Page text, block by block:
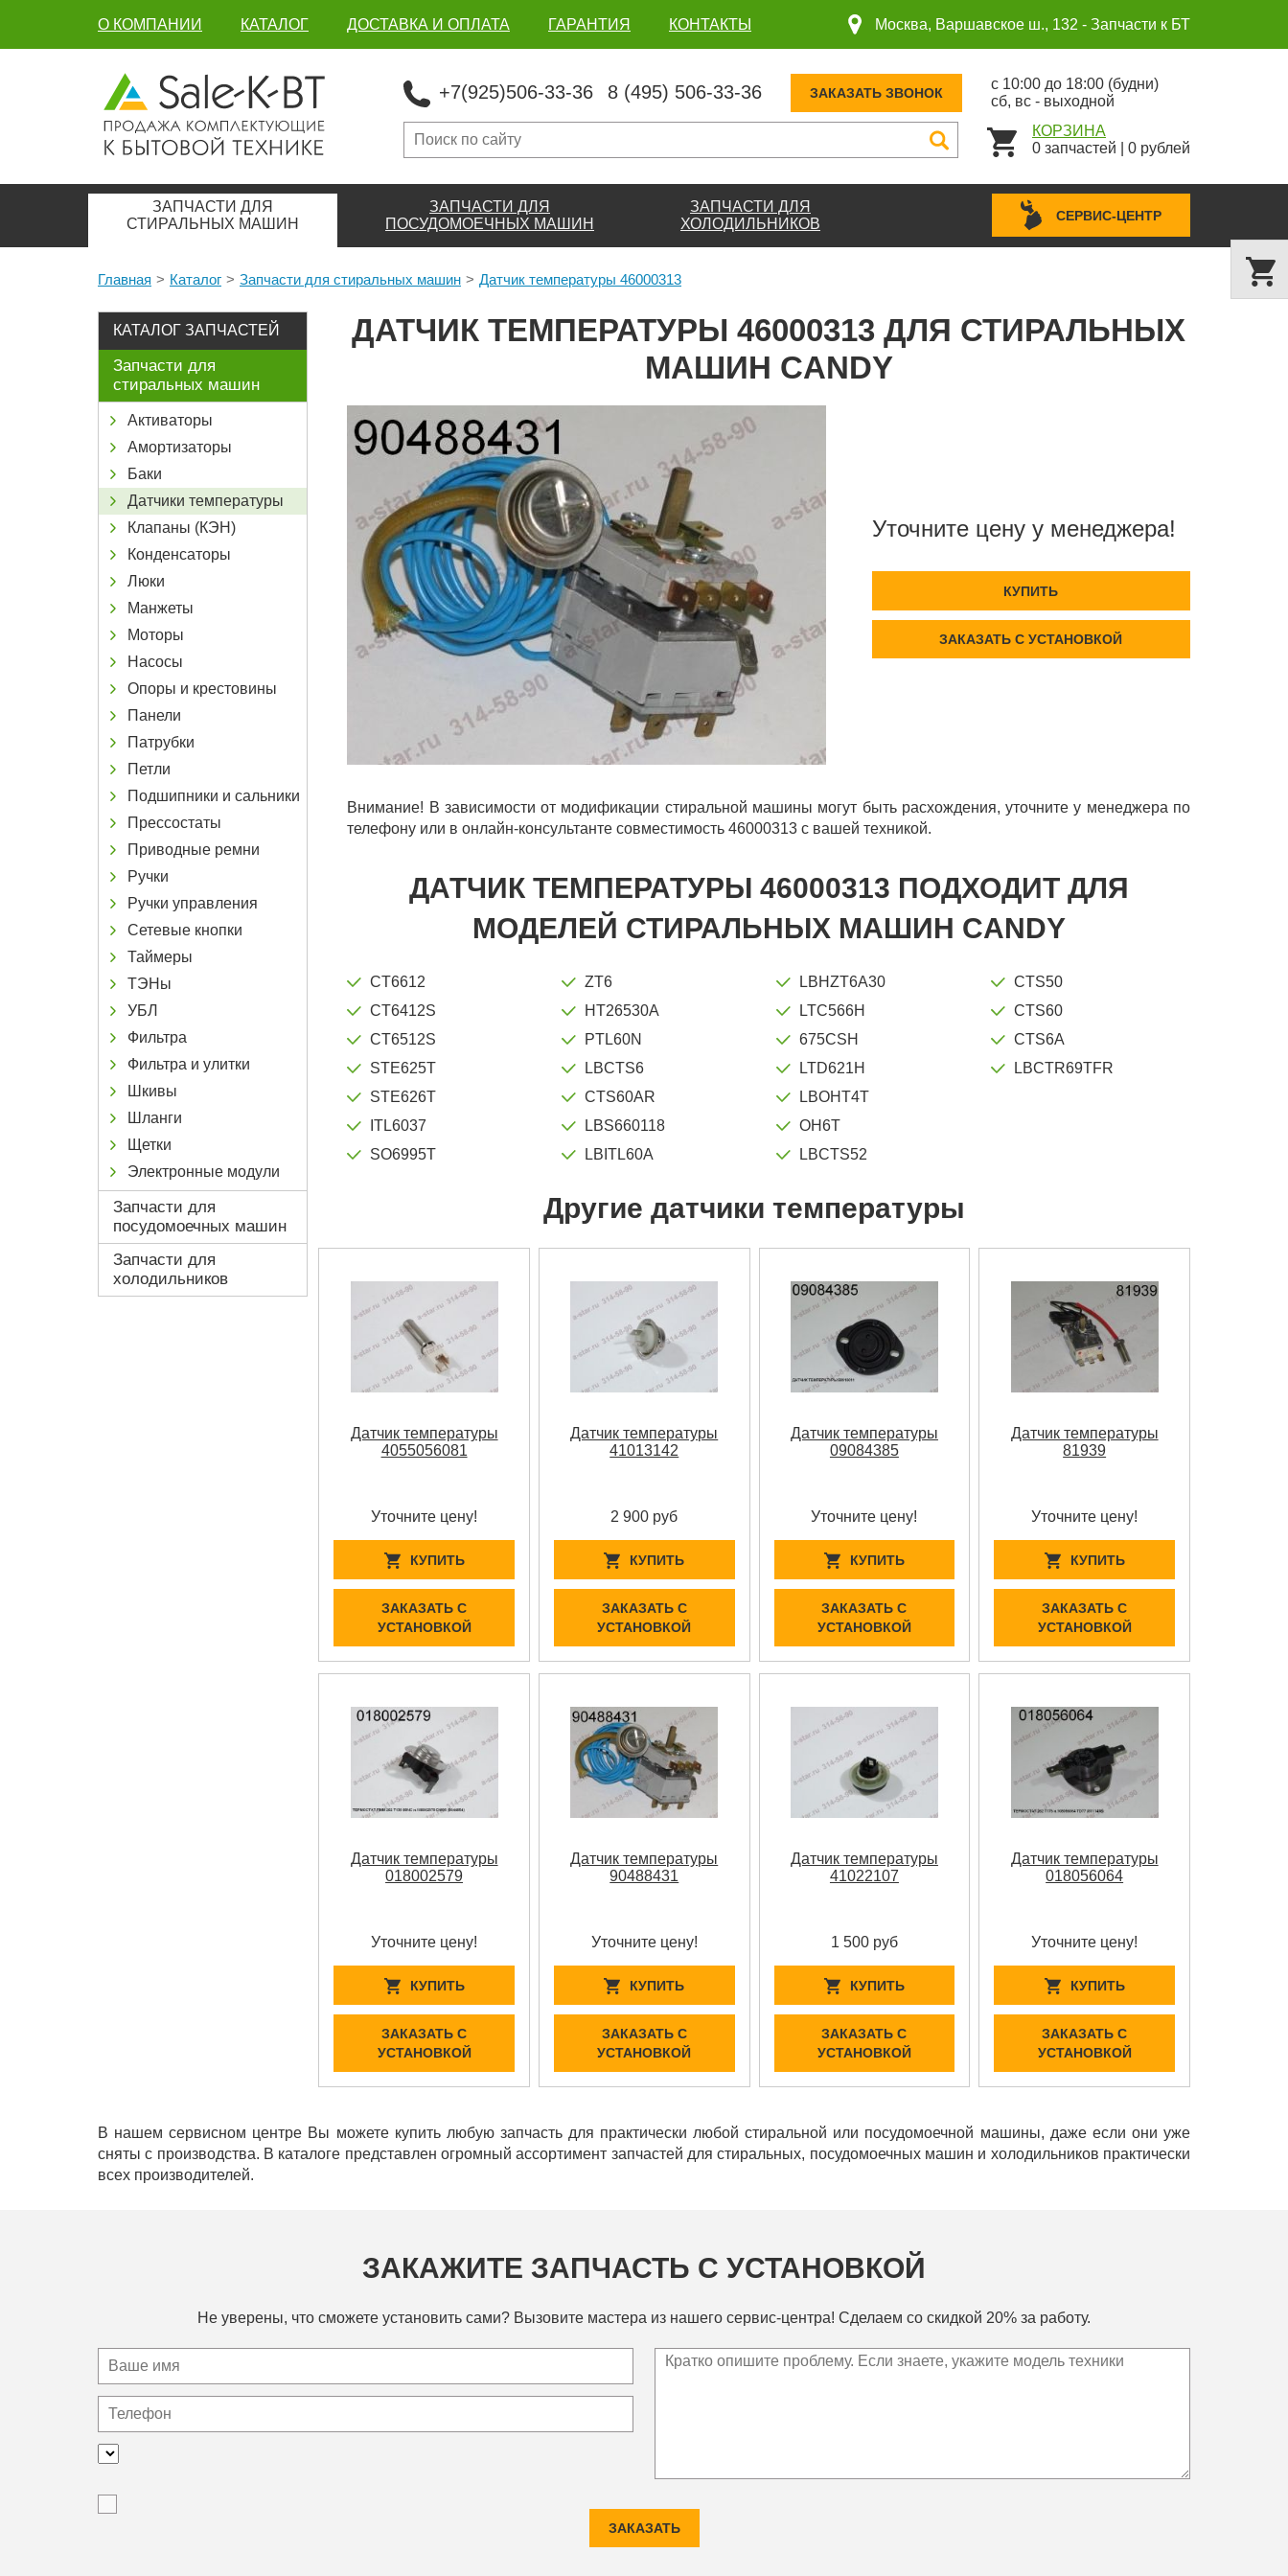
О КОМПАНИИ КАТАЛОГ ДОСТАВКА И ОПЛАТА ГАРАНТИЯ КОНТАКТЫ Москва, Варшавское ш., 132 - Запчасти к БТ
+7(925)506-33-36 8 (495) 506-33-36 ЗАКАЗАТЬ ЗВОНОК
с 10:00 до 18:00 (будни)
сб, вс - выходной
КОРЗИНА
0 запчастей 0 рублей
ЗАПЧАСТИ ДЛЯ
СТИРАЛЬНЫХ МАШИН
ЗАПЧАСТИ ДЛЯ
ПОСУДОМОЕЧНЫХ МАШИН
ЗАПЧАСТИ ДЛЯ
ХОЛОДИЛЬНИКОВ
СЕРВИС-ЦЕНТР
Главная Каталог Запчасти для стиральных машин Датчик температуры 46000313
КАТАЛОГ ЗАПЧАСТЕЙ
Запчасти для
стиральных машин
Активаторы
Амортизаторы
Баки
Датчики температуры
Клапаны (КЭН)
Конденсаторы
Люки
Манжеты
Моторы
Насосы
Опоры и крестовины
Панели
Патрубки
Петли
Подшипники и сальники
Прессостаты
Приводные ремни
Ручки
Ручки управления
Сетевые кнопки
Таймеры
ТЭНы
УБЛ
Фильтра
Фильтра и улитки
Шкивы
Шланги
Щетки
Электронные модули
Запчасти для
посудомоечных машин
Запчасти для
холодильников
ДАТЧИК ТЕМПЕРАТУРЫ 46000313 ДЛЯ СТИРАЛЬНЫХ
МАШИН CANDY
Уточните цену у менеджера!
КУПИТЬ
ЗАКАЗАТЬ С УСТАНОВКОЙ
Внимание! В зависимости от модификации стиральной машины могут быть расхождения, уточните у менеджера по
телефону или в онлайн-консультанте совместимость 46000313 с вашей техникой.
ДАТЧИК ТЕМПЕРАТУРЫ 46000313 ПОДХОДИТ ДЛЯ
МОДЕЛЕЙ СТИРАЛЬНЫХ МАШИН CANDY
CT6612
CT6412S
CT6512S
STE625T
STE626T
ITL6037
SO6995T
ZT6
HT26530A
PTL60N
LBCTS6
CTS60AR
LBS660118
LBITL60A
LBHZT6A30
LTC566H
675CSH
LTD621H
LBOHT4T
OH6T
LBCTS52
CTS50
CTS60
CTS6A
LBCTR69TFR
Другие датчики температуры
Датчик температуры
4055056081
Уточните цену!
КУПИТЬ
ЗАКАЗАТЬ С
УСТАНОВКОЙ
Датчик температуры
41013142
2 900 руб
КУПИТЬ
ЗАКАЗАТЬ С
УСТАНОВКОЙ
Датчик температуры
09084385
Уточните цену!
КУПИТЬ
ЗАКАЗАТЬ С
УСТАНОВКОЙ
Датчик температуры
81939
Уточните цену!
КУПИТЬ
ЗАКАЗАТЬ С
УСТАНОВКОЙ
Датчик температуры
018002579
Уточните цену!
КУПИТЬ
ЗАКАЗАТЬ С
УСТАНОВКОЙ
Датчик температуры
90488431
Уточните цену!
КУПИТЬ
ЗАКАЗАТЬ С
УСТАНОВКОЙ
Датчик температуры
41022107
1 500 руб
КУПИТЬ
ЗАКАЗАТЬ С
УСТАНОВКОЙ
Датчик температуры
018056064
Уточните цену!
КУПИТЬ
ЗАКАЗАТЬ С
УСТАНОВКОЙ
В нашем сервисном центре Вы можете купить любую запчасть для практически любой стиральной или посудомоечной машины, даже если они уже
сняты с производства. В каталоге представлен огромный ассортимент запчастей для стиральных, посудомоечных машин и холодильников практически
всех производителей.
ЗАКАЖИТЕ ЗАПЧАСТЬ С УСТАНОВКОЙ
Не уверены, что сможете установить сами? Вызовите мастера из нашего сервис-центра! Сделаем со скидкой 20% за работу.
ЗАКАЗАТЬ